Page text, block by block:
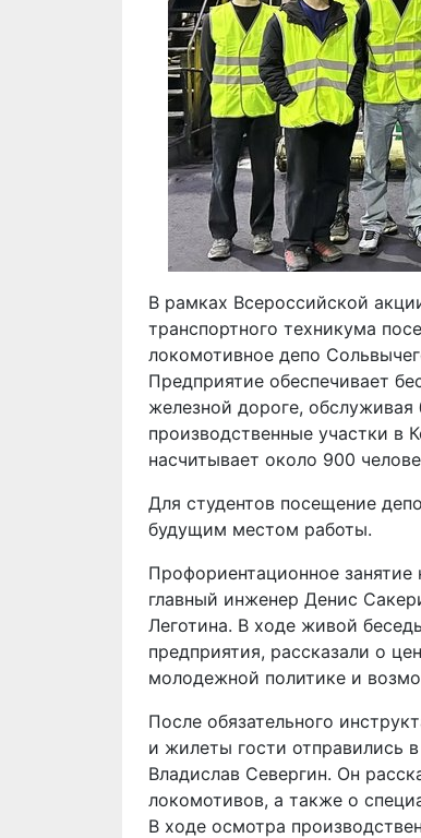
В рамках Всероссийской
транспортного техникума
локомотивное депо
Предприятие обеспечивает
железной дороге,
производственные участки в
насчитывает около 900
Для студентов посещение
будущим местом работы.
Профориентационное занятие
главный инженер Денис
Леготина. В ходе живой
предприятия, рассказали о
молодежной политике и
После обязательного
и жилеты гости отправились
Владислав Севергин. Он
локомотивов, а также о
В ходе осмотра